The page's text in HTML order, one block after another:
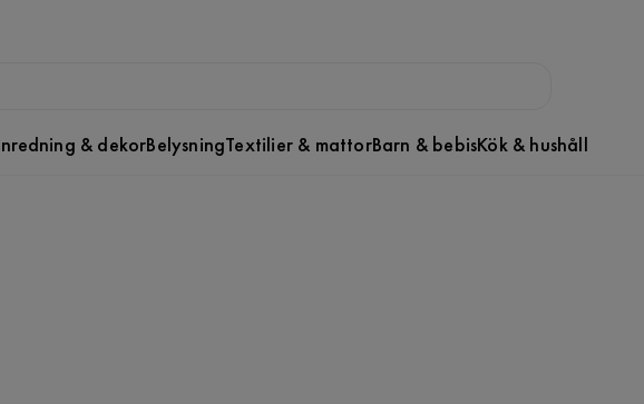
& dekorBelysningTextilier & mattorBarn & bebisKök & hushåll